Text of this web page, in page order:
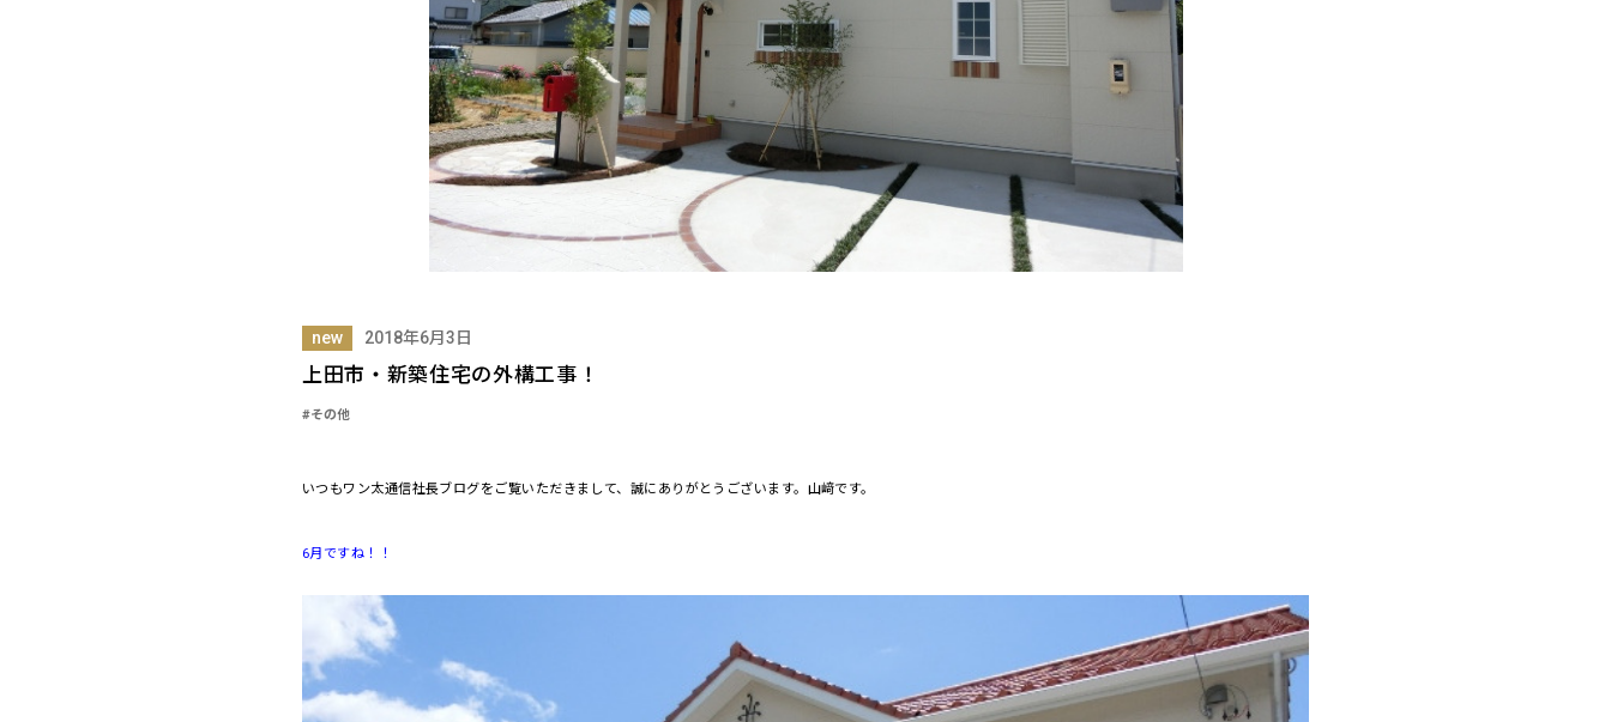
new 2018年6月3日
上田市・新築住宅の外構工事！
#その他
いつもワン太通信社長ブログをご覧いただきまして、誠にありがとうございます。山﨑です。
6月ですね！！